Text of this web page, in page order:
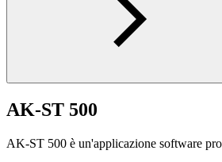
AK-ST 500
AK-ST 500 è un'applicazione software